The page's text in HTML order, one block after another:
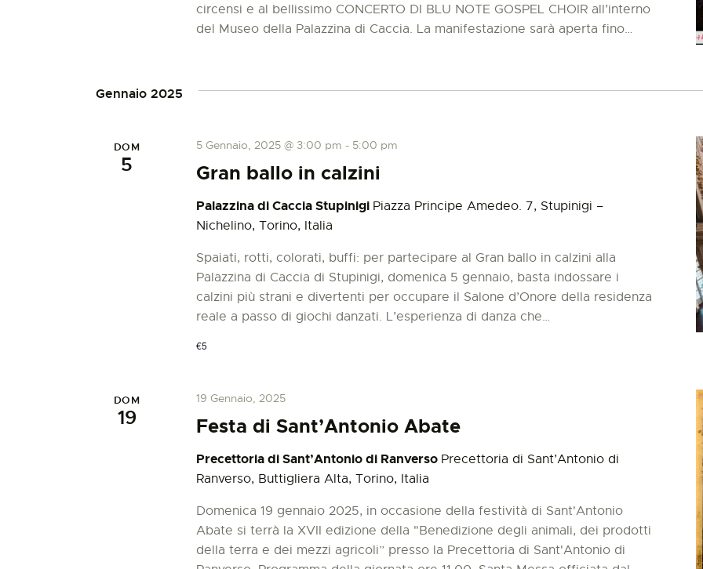
circensi e al bellissimo CONCERTO DI BLU NOTE GOSPEL CHOIR all’interno
del Museo della Palazzina di Caccia. La manifestazione sarà aperta fino…
Gennaio 2025
DOM
5 Gran ballo in calzini
5 Gennaio, 2025 @ 3:00 pm - 5:00 pm
Palazzina di Caccia Stupinigi Piazza Principe Amedeo. 7, Stupinigi –
Nichelino, Torino, Italia
Spaiati, rotti, colorati, buffi: per partecipare al Gran ballo in calzini alla
Palazzina di Caccia di Stupinigi, domenica 5 gennaio, basta indossare i
calzini più strani e divertenti per occupare il Salone d’Onore della residenza
reale a passo di giochi danzati. L’esperienza di danza che…
€5
DOM
19 Festa di Sant’Antonio Abate
19 Gennaio, 2025
Precettoria di Sant’Antonio di Ranverso Precettoria di Sant’Antonio di
Ranverso, Buttigliera Alta, Torino, Italia
Domenica 19 gennaio 2025, in occasione della festività di Sant'Antonio
Abate si terrà la XVII edizione della "Benedizione degli animali, dei prodotti
della terra e dei mezzi agricoli” presso la Precettoria di Sant'Antonio di